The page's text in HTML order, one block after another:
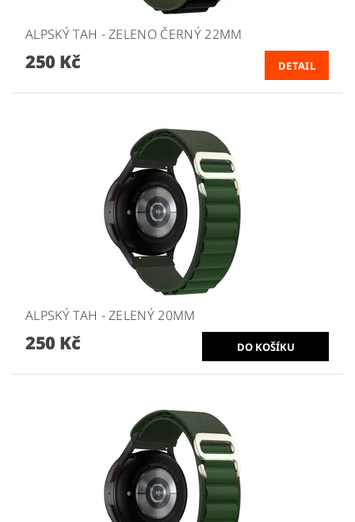
ALPSKÝ TAH - ZELENO ČERNÝ 22MM
250 Kč DETAIL
ALPSKÝ TAH - ZELENÝ 20MM
250 Kč